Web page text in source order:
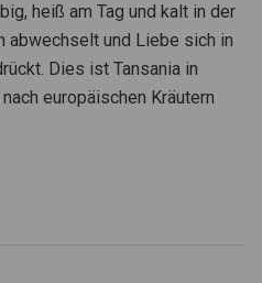
heiß am Tag und kalt in der
abwechselt und Liebe sich in
Dies ist Tansania in
europäischen Kräutern